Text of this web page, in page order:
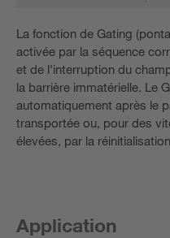
La fonction de Gating
activée par la séquence
et de l'interruption du
la barrière immatérielle. Le
automatiquement après le
transportée ou, pour des
élevées, par la
Application